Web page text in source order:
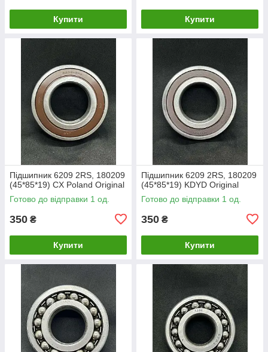
Купити Купити
Підшипник 6209 2RS, 180209
(45*85*19) CX Poland Original
Готово до відправки 1 од.
350 ₴
Купити
Підшипник 6209 2RS, 180209
(45*85*19) KDYD Original
Готово до відправки 1 од.
350 ₴
Купити